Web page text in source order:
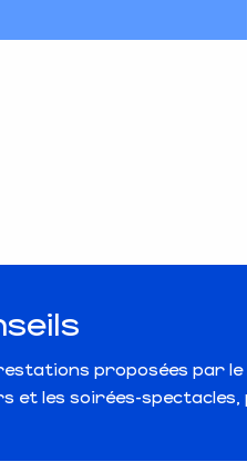
proposées par le
et les soirées-